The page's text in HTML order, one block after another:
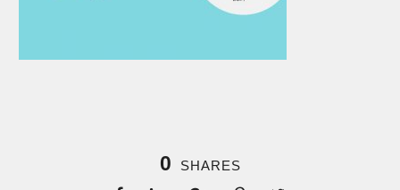
0 SHARES